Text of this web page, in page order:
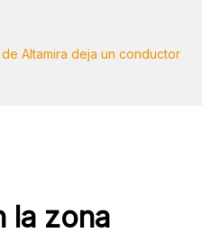
Altamira deja un conductor
la zona